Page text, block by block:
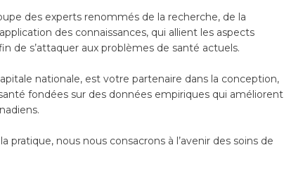
des experts renommés de la recherche, de la
des connaissances, qui allient les aspects
de s’attaquer aux problèmes de santé actuels.
nationale, est votre partenaire dans la conception,
fondées sur des données empiriques qui améliorent
pratique, nous nous consacrons à l’avenir des soins de